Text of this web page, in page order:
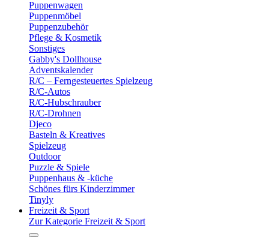
Puppenwagen
Puppenmöbel
Puppenzubehör
Pflege & Kosmetik
Sonstiges
Gabby's Dollhouse
Adventskalender
R/C – Ferngesteuertes Spielzeug
R/C-Autos
R/C-Hubschrauber
R/C-Drohnen
Djeco
Basteln & Kreatives
Spielzeug
Outdoor
Puzzle & Spiele
Puppenhaus & -küche
Schönes fürs Kinderzimmer
Tinyly
Freizeit & Sport
Zur Kategorie Freizeit & Sport